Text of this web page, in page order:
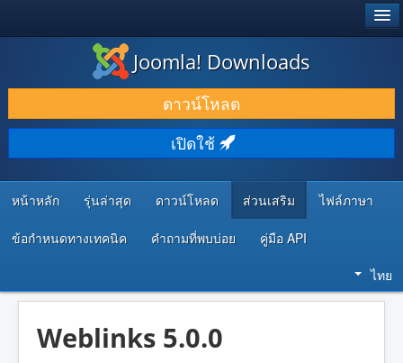
ดาวน์โหลด & ส่วนเสริม
ค้นคว้า & เรียนรู้
ชุมชน & สนับสนุน
ทรัพยากรสำหรับนักพัฒนา
Joomla! Downloads
ดาวน์โหลด
เปิดใช้
หน้าหลัก รุ่นล่าสุด ดาวน์โหลด ส่วนเสริม ไฟล์ภาษา
ข้อกำหนดทางเทคนิค คำถามที่พบบ่อย คู่มือ API
ไทย
Weblinks 5.0.0